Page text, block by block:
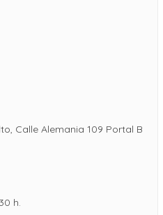
Calle Alemania 109 Portal B
h.